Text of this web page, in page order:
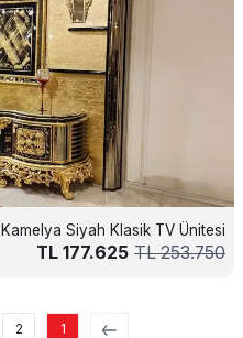
Kamelya Siyah Klasik TV Ünitesi
253.750
TL
177.625
1
2